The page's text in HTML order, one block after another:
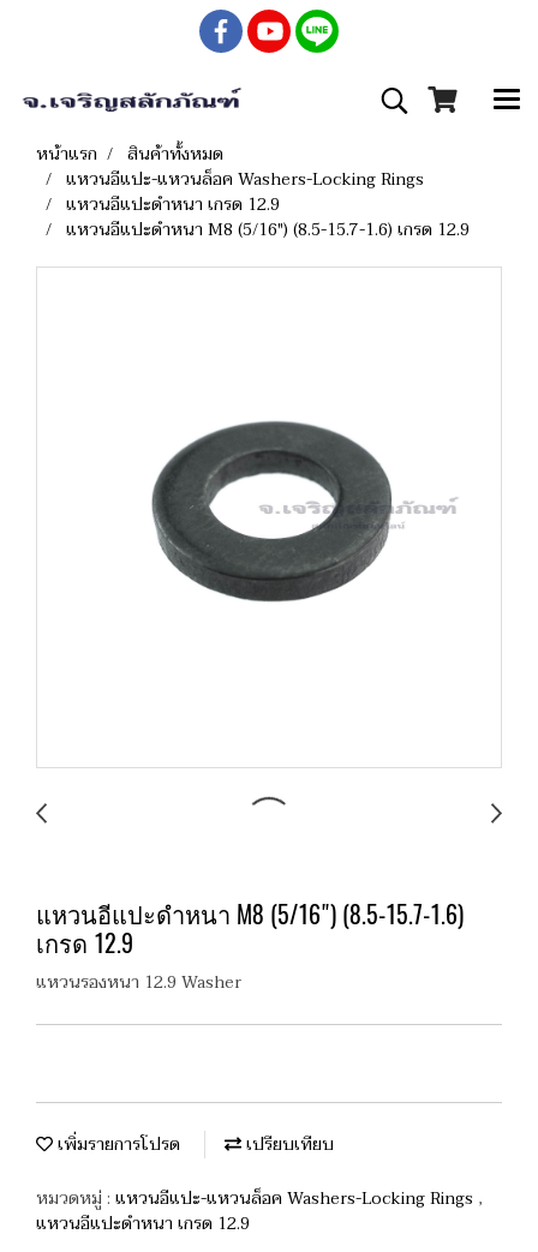
หน้าแรก
สินค้าทั้งหมด
แหวนอีแปะ-แหวนล็อค Washers-Locking Rings
แหวนอีแปะดำหนา เกรด 12.9
แหวนอีแปะดำหนา M8 (5/16") (8.5-15.7-1.6) เกรด 12.9
แหวนอีแปะดำหนา M8 (5/16") (8.5-15.7-1.6)
เกรด 12.9
แหวนรองหนา 12.9 Washer
เพิ่มรายการโปรด
เปรียบเทียบ
หมวดหมู่ : แหวนอีแปะ-แหวนล็อค Washers-Locking Rings ,
แหวนอีแปะดำหนา เกรด 12.9